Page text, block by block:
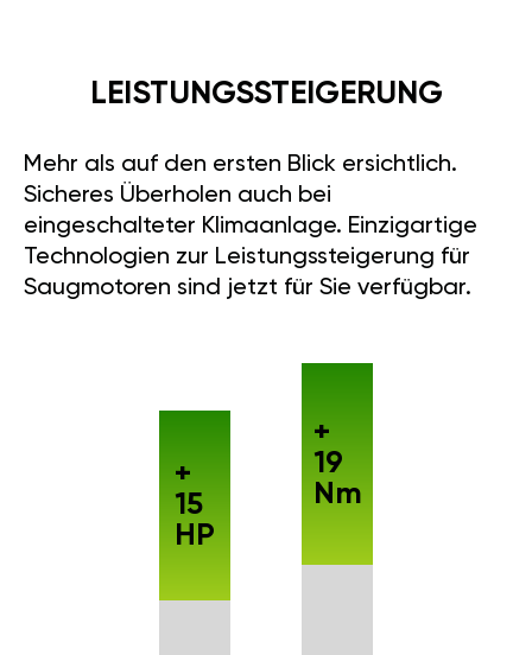
LEISTUNGSSTEIGERUNG
Mehr als auf den ersten Blick ersichtlich.
Sicheres Überholen auch bei
eingeschalteter Klimaanlage. Einzigartige
Technologien zur Leistungssteigerung für
Saugmotoren sind jetzt für Sie verfügbar.
+
15
HP
+
19
Nm